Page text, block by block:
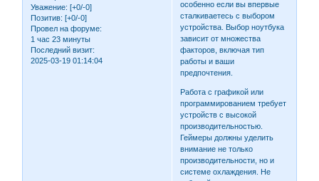
Уважение: [+0/-0]
Позитив: [+0/-0]
Провел на форуме:
1 час 23 минуты
Последний визит:
2025-03-19 01:14:04
особенно если вы впервые
сталкиваетесь с выбором
устройства. Выбор ноутбука
зависит от множества
факторов, включая тип
работы и ваши
предпочтения.
Работа с графикой или
программированием требует
устройств с высокой
производительностью.
Геймеры должны уделить
внимание не только
производительности, но и
системе охлаждения. Не